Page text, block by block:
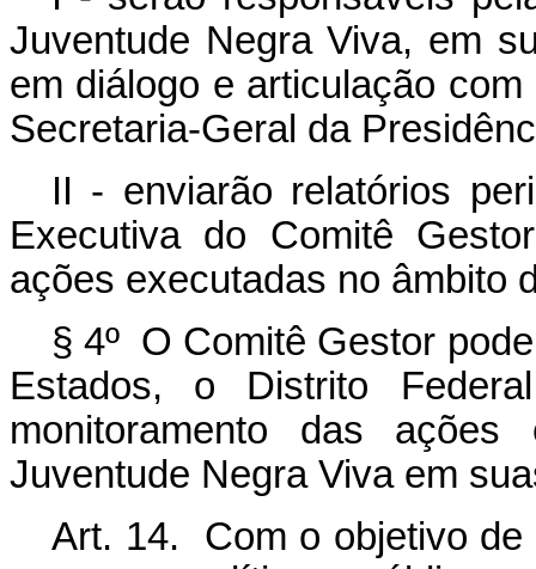
Juventude Negra Viva, em
em diálogo e articulação
Secretaria-Geral da
II - enviarão relatórios
Executiva do Comitê
ações executadas no âmbito
§ 4º O Comitê Gestor
Estados, o Distrito
monitoramento das
Juventude Negra Viva em
Art. 14. Com o objetivo de